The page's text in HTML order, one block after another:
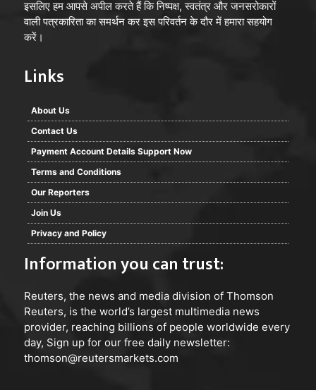
इसलिए हम आपसे अपील करते हैं कि निष्पक्ष, स्वतंत्र और जनसरोकारों
वाली पत्रकारिता का समर्थन कर इस परिवर्तन के दौर में हमारा सहयोग
करें।
Links
About Us
Contact Us
Payment Account Details Support Now
Terms and Conditions
Our Reporters
Join Us
Privacy and Policy
Information you can trust:
Reuters, the news and media division of Thomson
Reuters, is the world’s largest multimedia news
provider, reaching billions of people worldwide every
day, Sign up for our free daily newsletter:
thomson@reutersmarkets.com